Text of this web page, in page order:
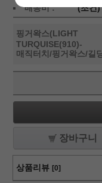
배송비 : (조건)
핑거왁스(LIGHT
TURQUISE(910)-
매직터치/핑거왁스/길
장바구니
상품리뷰 [0]